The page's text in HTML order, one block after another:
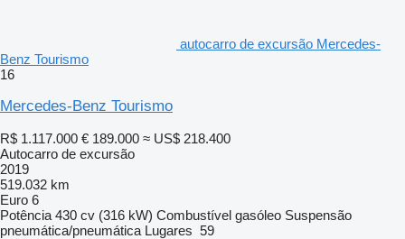
autocarro de excursão Mercedes-
Benz Tourismo
16
Mercedes-Benz Tourismo
R$ 1.117.000 € 189.000 ≈ US$ 218.400
Autocarro de excursão
2019
519.032 km
Euro 6
Potência 430 cv (316 kW) Combustível gasóleo Suspensão
pneumática/pneumática Lugares 59